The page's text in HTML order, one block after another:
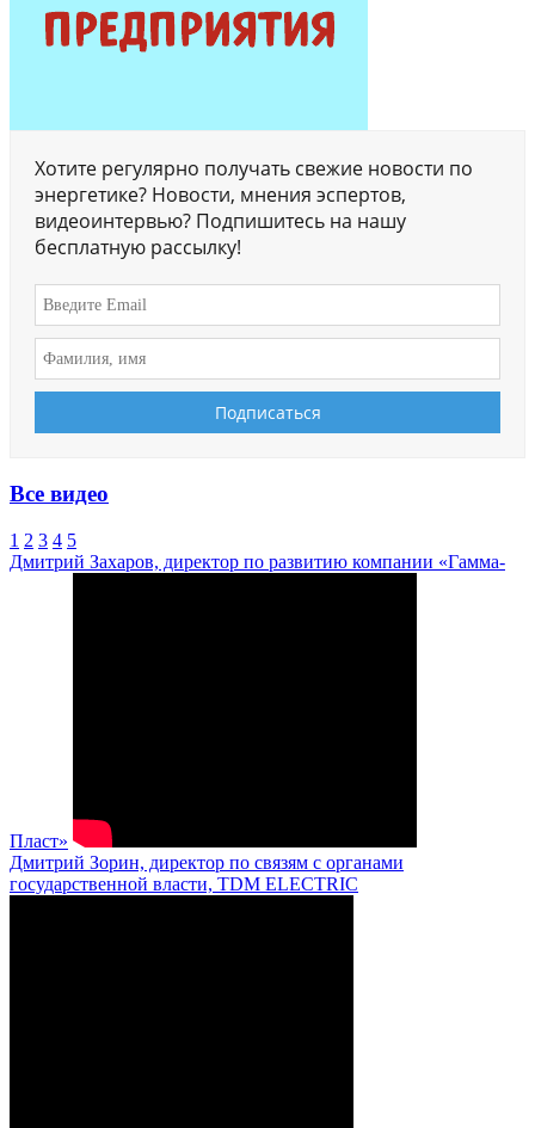
Хотите регулярно получать свежие новости по
энергетике? Новости, мнения эспертов,
видеоинтервью? Подпишитесь на нашу
бесплатную рассылку!
Все видео
1 2 3 4 5
Дмитрий Захаров, директор по развитию компании «Гамма-
Пласт»
Дмитрий Зорин, директор по связям с органами
государственной власти, TDM ELECTRIC